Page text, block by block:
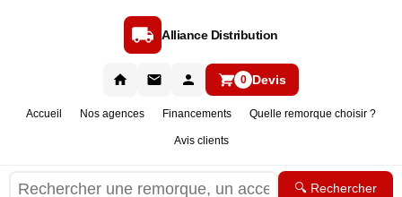
Alliance Distribution
Accueil Nos agences Financements Quelle remorque choisir ?
Avis clients
0 Devis
🔍 Rechercher